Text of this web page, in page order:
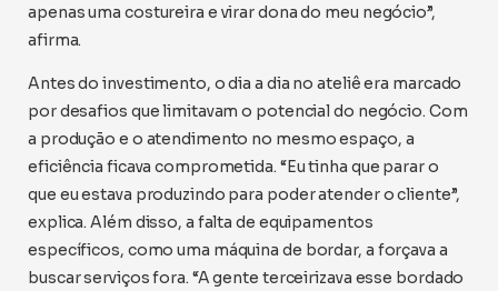
apenas uma costureira e virar dona do meu negócio”,
afirma.
Antes do investimento, o dia a dia no ateliê era marcado
por desafios que limitavam o potencial do negócio. Com
a produção e o atendimento no mesmo espaço, a
eficiência ficava comprometida. “Eu tinha que parar o
que eu estava produzindo para poder atender o cliente”,
explica. Além disso, a falta de equipamentos
específicos, como uma máquina de bordar, a forçava a
buscar serviços fora. “A gente terceirizava esse bordado